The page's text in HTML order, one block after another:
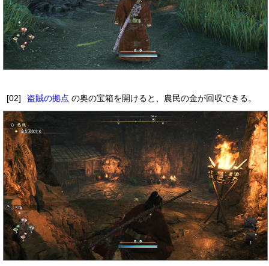
[02] 盗賊の拠点 の奥の宝箱を開けると、農民の金が回収できる。